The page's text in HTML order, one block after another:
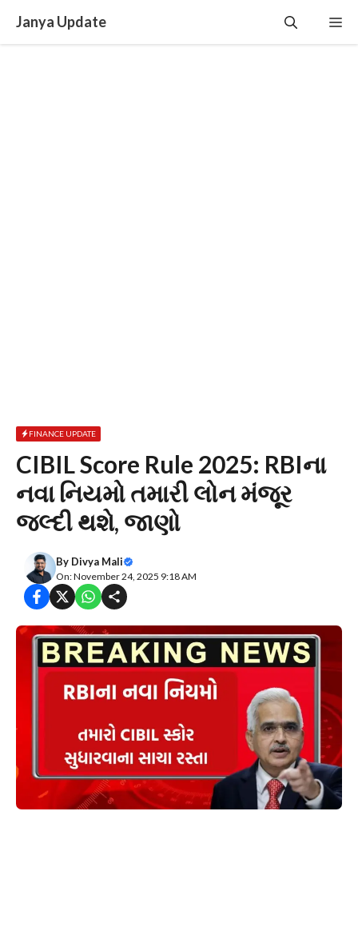
content
Janya Update
FINANCE UPDATE
CIBIL Score Rule 2025: RBIના
નવા નિયમો તમારી લોન મંજૂર
જલ્દી થશે, જાણો
By Divya Mali
On: November 24, 2025 9:18 AM